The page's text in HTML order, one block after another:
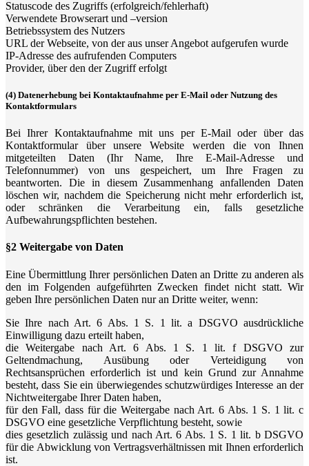
Statuscode des Zugriffs (erfolgreich/fehlerhaft)
Verwendete Browserart und –version
Betriebssystem des Nutzers
URL der Webseite, von der aus unser Angebot aufgerufen wurde
IP-Adresse des aufrufenden Computers
Provider, über den der Zugriff erfolgt
(4) Datenerhebung bei Kontaktaufnahme per E-Mail oder Nutzung des
Kontaktformulars
Bei Ihrer Kontaktaufnahme mit uns per E-Mail oder über das
Kontaktformular über unsere Website werden die von Ihnen
mitgeteilten Daten (Ihr Name, Ihre E-Mail-Adresse und
Telefonnummer) von uns gespeichert, um Ihre Fragen zu
beantworten. Die in diesem Zusammenhang anfallenden Daten
löschen wir, nachdem die Speicherung nicht mehr erforderlich ist,
oder schränken die Verarbeitung ein, falls gesetzliche
Aufbewahrungspflichten bestehen.
§2 Weitergabe von Daten
Eine Übermittlung Ihrer persönlichen Daten an Dritte zu anderen als
den im Folgenden aufgeführten Zwecken findet nicht statt. Wir
geben Ihre persönlichen Daten nur an Dritte weiter, wenn:
Sie Ihre nach Art. 6 Abs. 1 S. 1 lit. a DSGVO ausdrückliche
Einwilligung dazu erteilt haben,
die Weitergabe nach Art. 6 Abs. 1 S. 1 lit. f DSGVO zur
Geltendmachung, Ausübung oder Verteidigung von
Rechtsansprüchen erforderlich ist und kein Grund zur Annahme
besteht, dass Sie ein überwiegendes schutzwürdiges Interesse an der
Nichtweitergabe Ihrer Daten haben,
für den Fall, dass für die Weitergabe nach Art. 6 Abs. 1 S. 1 lit. c
DSGVO eine gesetzliche Verpflichtung besteht, sowie
dies gesetzlich zulässig und nach Art. 6 Abs. 1 S. 1 lit. b DSGVO
für die Abwicklung von Vertragsverhältnissen mit Ihnen erforderlich
ist.